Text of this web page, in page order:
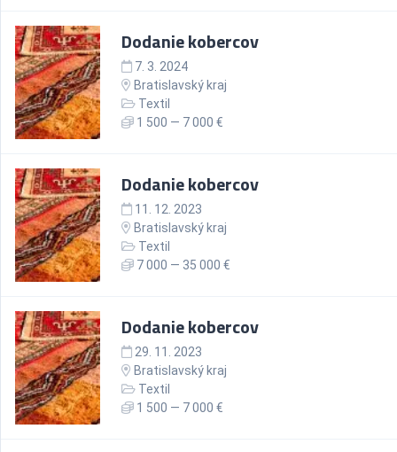
Dodanie kobercov
7. 3. 2024
Bratislavský kraj
Textil
1 500 — 7 000 €
Dodanie kobercov
11. 12. 2023
Bratislavský kraj
Textil
7 000 — 35 000 €
Dodanie kobercov
29. 11. 2023
Bratislavský kraj
Textil
1 500 — 7 000 €